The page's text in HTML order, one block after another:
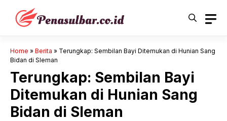
Langsung
Home » Berita » Terungkap: Sembilan Bayi Ditemukan di Hunian Sang
Bidan di Sleman
Terungkap: Sembilan Bayi
Ditemukan di Hunian Sang
Bidan di Sleman